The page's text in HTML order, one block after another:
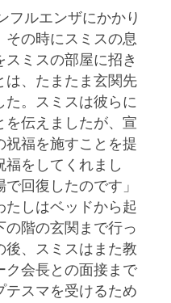
フルエンザにかかり
その時にスミスの息
ミスの部屋に招き
は、たまたま玄関先
た。スミスは彼らに
を伝えましたが、宣
祝福を施すことを提
をしてくれまし
回復したのです」
たしはベッドから起
の階の玄関まで行っ
後、スミスはまた教
ク会長との面接まで
テスマを受けるため